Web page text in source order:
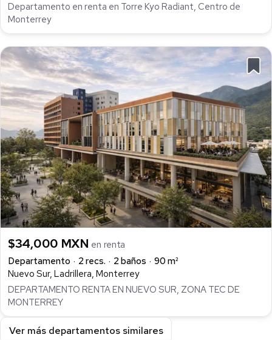
Departamento en renta en Torre Kyo Radiant, Centro de
Monterrey
$34,000 MXN en renta
Departamento
2 recs. 2 baños
90 m²
Nuevo Sur, Ladrillera, Monterrey
DEPARTAMENTO RENTA EN NUEVO SUR, ZONA TEC DE
MONTERREY
Ver más departamentos similares